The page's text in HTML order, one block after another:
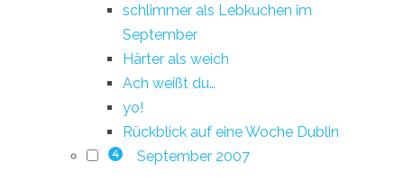
schlimmer als Lebkuchen im
September
Härter als weich
Ach weißt du…
yo!
Rückblick auf eine Woche Dublin
4 September 2007